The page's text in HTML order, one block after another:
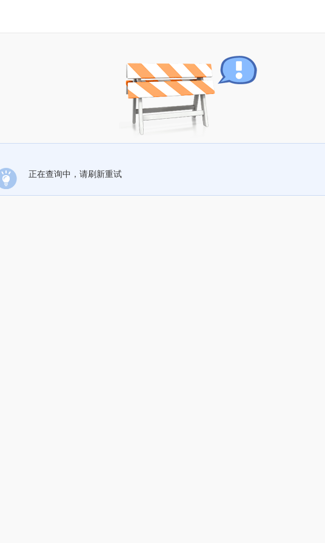
正在查询中，请刷新重试